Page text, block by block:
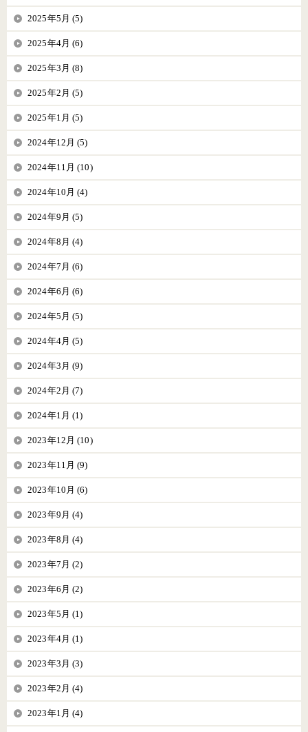
2025年5月 (5)
2025年4月 (6)
2025年3月 (8)
2025年2月 (5)
2025年1月 (5)
2024年12月 (5)
2024年11月 (10)
2024年10月 (4)
2024年9月 (5)
2024年8月 (4)
2024年7月 (6)
2024年6月 (6)
2024年5月 (5)
2024年4月 (5)
2024年3月 (9)
2024年2月 (7)
2024年1月 (1)
2023年12月 (10)
2023年11月 (9)
2023年10月 (6)
2023年9月 (4)
2023年8月 (4)
2023年7月 (2)
2023年6月 (2)
2023年5月 (1)
2023年4月 (1)
2023年3月 (3)
2023年2月 (4)
2023年1月 (4)